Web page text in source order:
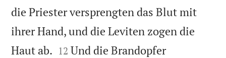
die Priester versprengten das Blut mit
ihrer Hand, und die Leviten zogen die
Haut ab. 

12 Und die Brandopfer